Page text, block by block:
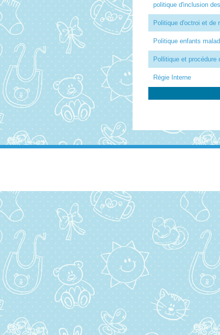
politique d'inclusion
Politique d'octroi et de
Politique enfants
Pollitique et
Régie Interne